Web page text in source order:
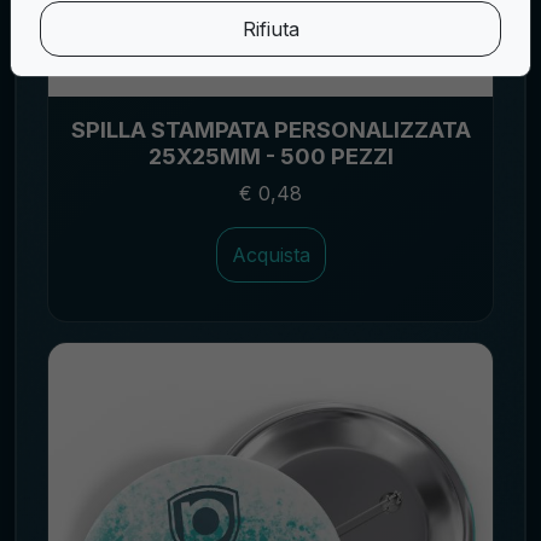
SPILLA STAMPATA PERSONALIZZATA
25X25MM - 500 PEZZI
€ 0,48
Acquista
Rifiuta